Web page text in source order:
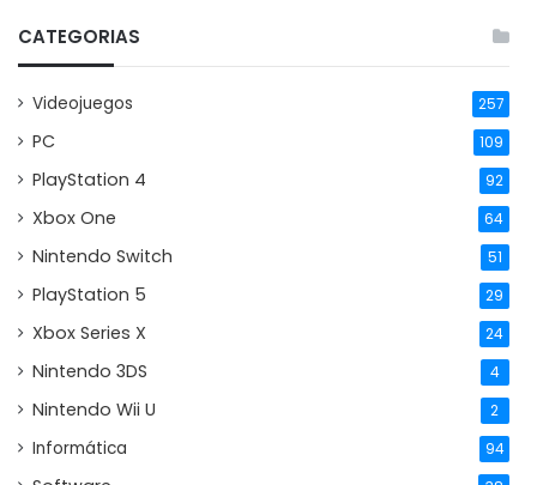
CATEGORIAS
Videojuegos 257
PC 109
PlayStation 4 92
Xbox One 64
Nintendo Switch 51
PlayStation 5 29
Xbox Series X 24
Nintendo 3DS 4
Nintendo Wii U 2
Informática 94